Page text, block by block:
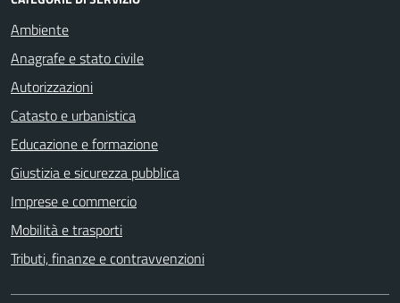
Ambiente
Anagrafe e stato civile
Autorizzazioni
Catasto e urbanistica
Educazione e formazione
Giustizia e sicurezza pubblica
Imprese e commercio
Mobilità e trasporti
Tributi, finanze e contravvenzioni